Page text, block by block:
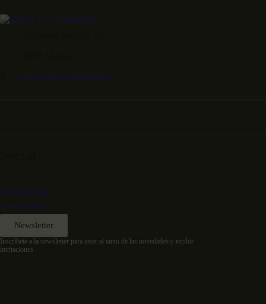
info@arthousemadrid.es
INSTAGRAM
FACEBOOK
Newsletter
Inscríbete a la newsletter para estar al tanto de las novedades y recibir
invitaciones